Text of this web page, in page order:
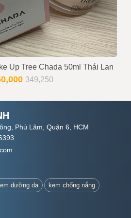
Up Tree Chada 50ml Thái Lan
349,250
Phú Lâm, Quận 6, HCM
dưỡng da kem chống nắng